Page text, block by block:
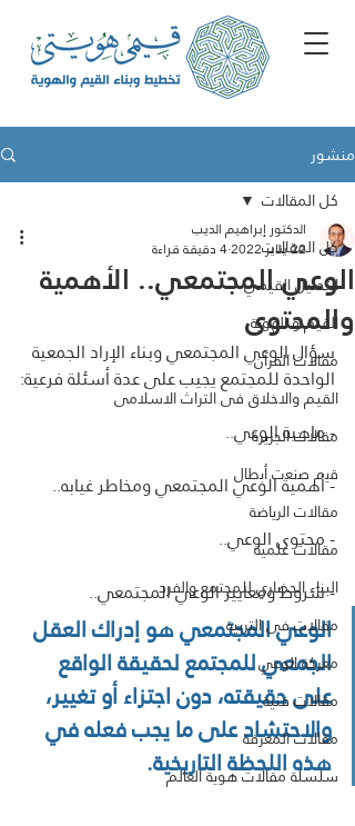
منشور
كل المقالات
التحليل القيمي
القيم و الهوية
مقالات القرآن
القيم والاخلاق فى التراث الاسلامى
مقالات الجزيرة
ﻗﯾم ﺻﻧﻌت أﺑطﺎل
مقالات الرياضة
مقالات علمية
البناء الحضاري للمجتمع والفرد
مقالات فى التربية
معركة الوعي
مقالات فنية
مقالات المعرفة
سلسلة مقالات هوية العالم
كل المقالات
الوعي المجتمعي.. الأهمية
والمحتوى
الدكتور إبراهيم الديب
22 يناير 2022
4 دقيقة قراءة
سؤال الوعي المجتمعي وبناء الإراد الجمعية
الواحدة للمجتمع يجيب على عدة أسئلة فرعية:
- ماهية الوعي..
- أهمية الوعي المجتمعي ومخاطر غيابه..
- محتوى الوعي..
- شروط ومعايير الوعي المجتمعي..
الوعي المجتمعي هو إدراك العقل
الجمعي للمجتمع لحقيقة الواقع
على حقيقته، دون اجتزاء أو تغيير،
والاحتشاد على ما يجب فعله في
هذه اللحظة التاريخية.